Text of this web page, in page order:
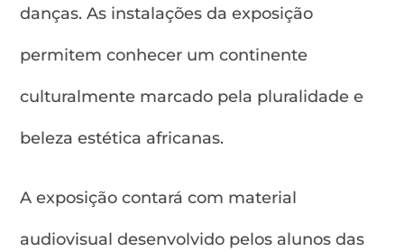
danças. As instalações da exposição
permitem conhecer um continente
culturalmente marcado pela pluralidade e
beleza estética africanas.
A exposição contará com material
audiovisual desenvolvido pelos alunos das